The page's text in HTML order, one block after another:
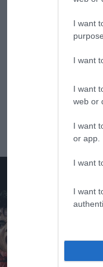
I want
I want
I want
web or
I want
or app.
I want
I want